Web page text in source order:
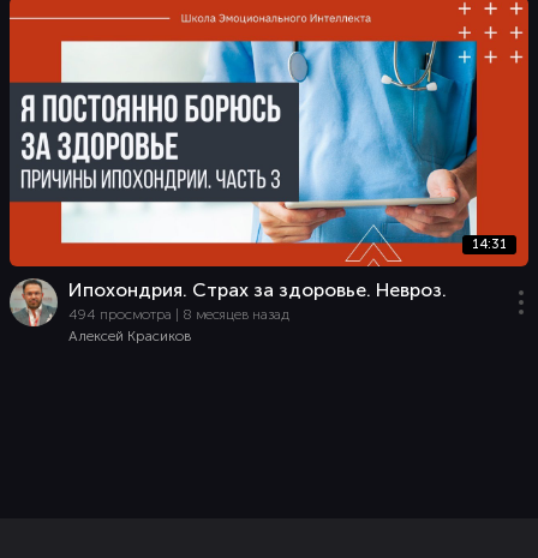
14:31
Ипохондрия. Страх за здоровье. Невроз.
494 просмотра | 8 месяцев назад
Алексей Красиков